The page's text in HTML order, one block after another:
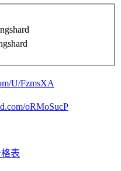
U/FzmsXA
oRMoSucP
表